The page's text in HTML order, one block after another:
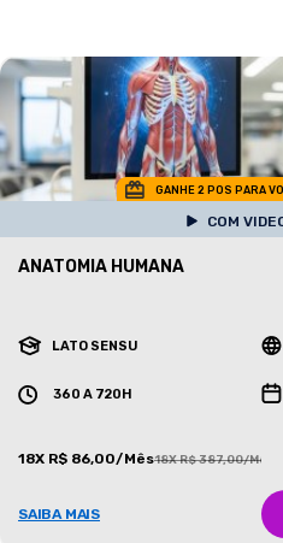
GANHE 2 POS PARA
COM
ANATOMIA HUMANA
LATO SENSU
360 A 720H
18X R$ 86,00/Mês18X R$ 387,00/Mês
SAIBA MAIS